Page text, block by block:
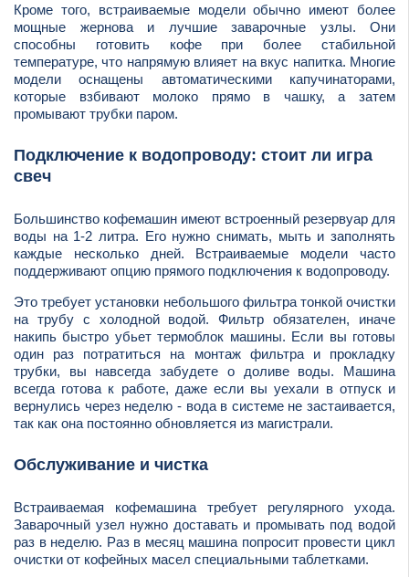
Кроме того, встраиваемые модели обычно имеют более
мощные жернова и лучшие заварочные узлы. Они
способны готовить кофе при более стабильной
температуре, что напрямую влияет на вкус напитка. Многие
модели оснащены автоматическими капучинаторами,
которые взбивают молоко прямо в чашку, а затем
промывают трубки паром.
Подключение к водопроводу: стоит ли игра
свеч
Большинство кофемашин имеют встроенный резервуар для
воды на 1-2 литра. Его нужно снимать, мыть и заполнять
каждые несколько дней. Встраиваемые модели часто
поддерживают опцию прямого подключения к водопроводу.
Это требует установки небольшого фильтра тонкой очистки
на трубу с холодной водой. Фильтр обязателен, иначе
накипь быстро убьет термоблок машины. Если вы готовы
один раз потратиться на монтаж фильтра и прокладку
трубки, вы навсегда забудете о доливе воды. Машина
всегда готова к работе, даже если вы уехали в отпуск и
вернулись через неделю - вода в системе не застаивается,
так как она постоянно обновляется из магистрали.
Обслуживание и чистка
Встраиваемая кофемашина требует регулярного ухода.
Заварочный узел нужно доставать и промывать под водой
раз в неделю. Раз в месяц машина попросит провести цикл
очистки от кофейных масел специальными таблетками.